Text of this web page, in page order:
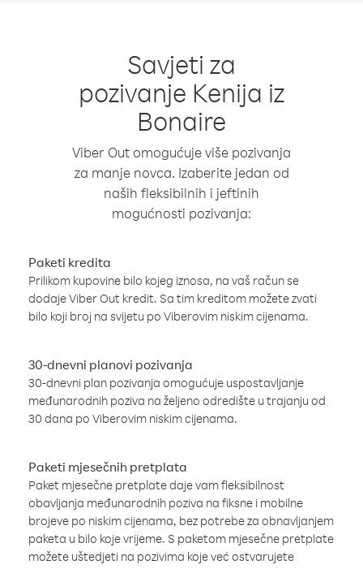
Savjeti za
pozivanje Kenija iz
Bonaire
Viber Out omogućuje više pozivanja
za manje novca. Izaberite jedan od
naših fleksibilnih i jeftinih
mogućnosti pozivanja:
Paketi kredita
Prilikom kupovine bilo kojeg iznosa, na vaš račun se
dodaje Viber Out kredit. Sa tim kreditom možete zvati
bilo koji broj na svijetu po Viberovim niskim cijenama.
30-dnevni planovi pozivanja
30-dnevni plan pozivanja omogućuje uspostavljanje
međunarodnih poziva na željeno odredište u trajanju od
30 dana po Viberovim niskim cijenama.
Paketi mjesečnih pretplata
Paket mjesečne pretplate daje vam fleksibilnost
obavljanja međunarodnih poziva na fiksne i mobilne
brojeve po niskim cijenama, bez potrebe za obnavljanjem
paketa u bilo koje vrijeme. S paketom mjesečne pretplate
možete uštedjeti na pozivima koje već ostvarujete